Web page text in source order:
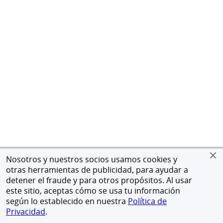
Nosotros y nuestros socios usamos cookies y
otras herramientas de publicidad, para ayudar a
detener el fraude y para otros propósitos. Al usar
este sitio, aceptas cómo se usa tu información
según lo establecido en nuestra Política de
Privacidad.